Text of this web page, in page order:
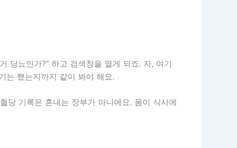
당뇨인가?” 하고 검색창을 열게 되죠. 자, 여기
는 했는지까지 같이 봐야 해요.
당 기록은 혼내는 장부가 아니에요. 몸이 식사에